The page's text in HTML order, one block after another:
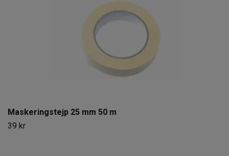
Maskeringstejp 25 mm 50 m
39 kr